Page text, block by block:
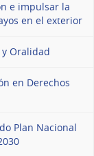
e impulsar la
en el exterior
Oralidad
en Derechos
Plan Nacional